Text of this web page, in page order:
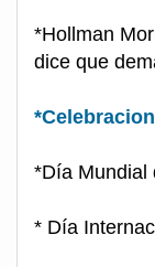
*Hollman
dice que
*Día Mundial
* Día